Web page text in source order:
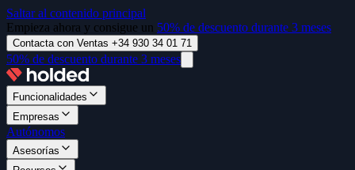
Saltar al contenido principal
Empieza ahora y consigue un 50% de descuento durante 3 meses
Contacta con Ventas +34 930 34 01 71
50% de descuento durante 3 meses
Funcionalidades
Empresas
Autónomos
Asesorías